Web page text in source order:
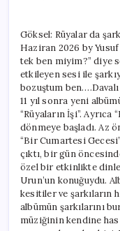
Göksel: Rüyalar da
Haziran 2026 by
tek ben miyim?” diye
etkileyen sesi ile
bozuştum ben….Davalı
11 yıl sonra yeni
“Rüyaların İşi”.
dönmeye başladı. Az
“Bir Cumartesi
çıktı, bir gün
özel bir etkinlikte
Urun’un konuğuydu.
kesitiler ve şarkıların
albümün şarkılarını
müziğinin kendine has